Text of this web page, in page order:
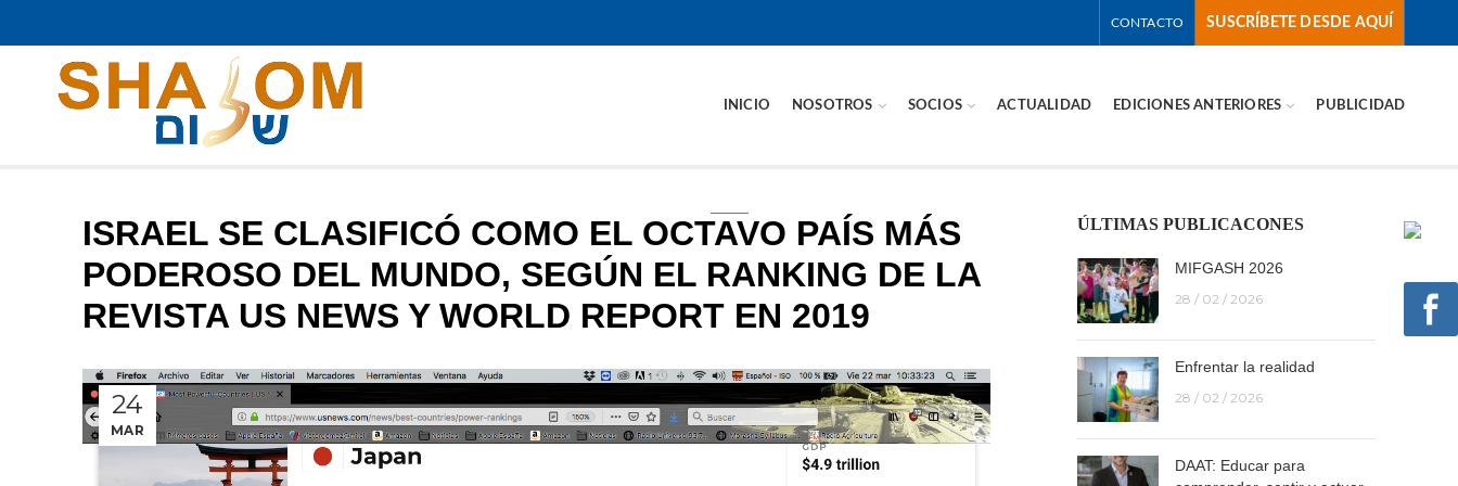
CONTACTO SUSCRÍBETE DESDE AQUÍ
INICIO NOSOTROS SOCIOS ACTUALIDAD EDICIONES ANTERIORES PUBLICIDAD
ISRAEL SE CLASIFICÓ COMO EL OCTAVO PAÍS MÁS
PODEROSO DEL MUNDO, SEGÚN EL RANKING DE LA
REVISTA US NEWS Y WORLD REPORT EN 2019
24
MAR
ÚLTIMAS PUBLICACONES
MIFGASH 2026
28 / 02 / 2026
Enfrentar la realidad
28 / 02 / 2026
DAAT: Educar para